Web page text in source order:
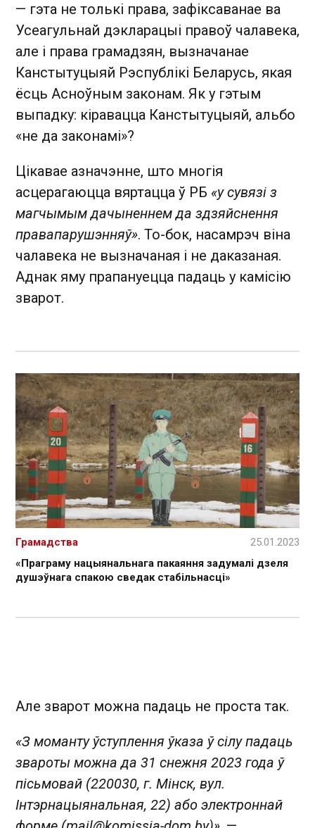
— гэта не толькі права, зафіксаванае ва
Усеагульнай дэкларацыі правоў чалавека,
але і права грамадзян, вызначанае
Канстытуцыяй Рэспублікі Беларусь, якая
ёсць Асноўным законам. Як у гэтым
выпадку: кіравацца Канстытуцыяй, альбо
«не да законамі»?
Цікавае азначэнне, што многія
асцерагаюцца вяртацца ў РБ «у сувязі з
магчымым дачыненнем да здзяйснення
правапарушэнняў». То-бок, насамрэч віна
чалавека не вызначаная і не даказаная.
Аднак яму прапануецца падаць у камісію
зварот.
«Праграму нацыянальнага пакаяння задумалі дзеля
душэўнага спакою сведак стабільнасці»
Грамадства 25.01.2023
Але зварот можна падаць не проста так.
«З моманту ўступлення ўказа ў сілу падаць
звароты можна да 31 снежня 2023 года ў
пісьмовай (220030, г. Мінск, вул.
Інтэрнацыянальная, 22) або электроннай